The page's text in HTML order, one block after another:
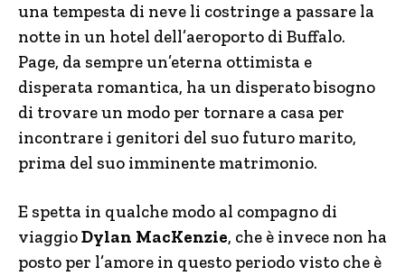
una tempesta di neve li costringe a passare la
notte in un hotel dell’aeroporto di Buffalo.
Page, da sempre un’eterna ottimista e
disperata romantica, ha un disperato bisogno
di trovare un modo per tornare a casa per
incontrare i genitori del suo futuro marito,
prima del suo imminente matrimonio.
E spetta in qualche modo al compagno di
viaggioDylan MacKenzie, che è invece non ha
posto per l’amore in questo periodo visto che è